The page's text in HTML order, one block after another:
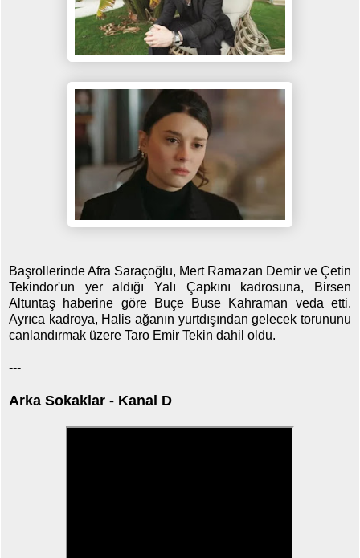
Başrollerinde Afra Saraçoğlu, Mert Ramazan Demir ve Çetin
Tekindor'un yer aldığı Yalı Çapkını kadrosuna, Birsen
Altuntaş haberine göre Buçe Buse Kahraman veda etti.
Ayrıca kadroya, Halis ağanın yurtdışından gelecek torununu
canlandırmak üzere Taro Emir Tekin dahil oldu.
---
Arka Sokaklar - Kanal D